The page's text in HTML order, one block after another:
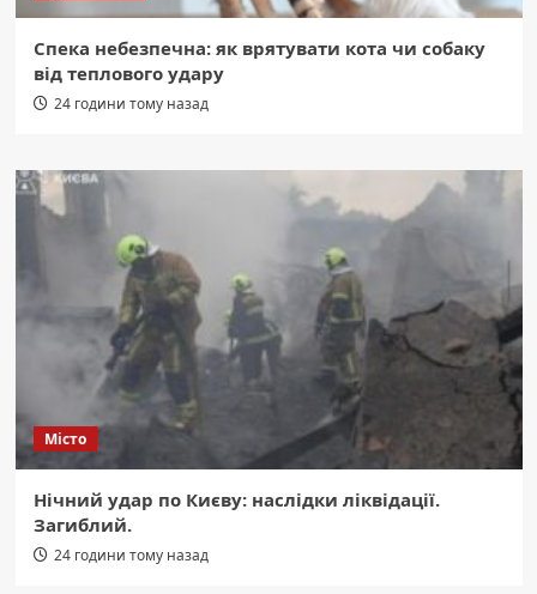
Спека небезпечна: як врятувати кота чи собаку
від теплового удару
24 години тому назад
Місто
Нічний удар по Києву: наслідки ліквідації.
Загиблий.
24 години тому назад